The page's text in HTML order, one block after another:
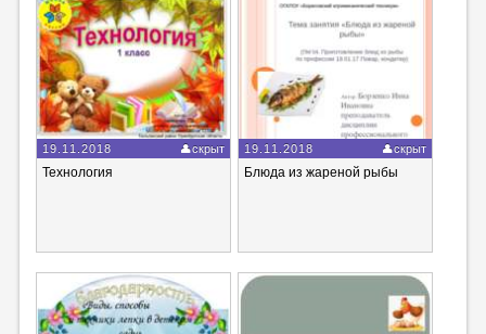
19.11.2018 скрыт
Технология
19.11.2018 скрыт
Блюда из жареной рыбы